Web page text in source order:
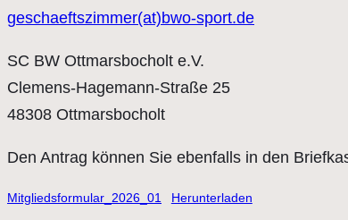
geschaeftszimmer(at)bwo-sport.de
SC BW Ottmarsbocholt e.V.
Clemens-Hagemann-Straße 25
48308 Ottmarsbocholt
Den Antrag können Sie ebenfalls in den
Mitgliedsformular_2026_01 Herunterladen